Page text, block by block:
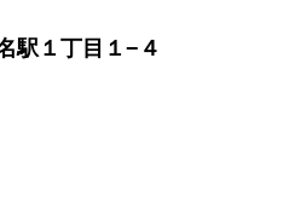
駅１丁目１−４